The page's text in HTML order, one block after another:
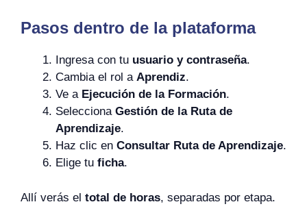
Pasos dentro de la plataforma
Ingresa con tu usuario y contraseña.
Cambia el rol a Aprendiz.
Ve a Ejecución de la Formación.
Selecciona Gestión de la Ruta de
Aprendizaje.
Haz clic en Consultar Ruta de Aprendizaje.
Elige tu ficha.
Allí verás el total de horas, separadas por etapa.